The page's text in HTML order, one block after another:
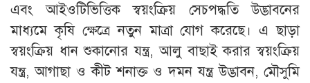
এবং আইওটিভিত্তিক স্বয়ংক্রিয় সেচপদ্ধতি উদ্ভাবনের
মাধ্যমে কৃষি ক্ষেত্রে নতুন মাত্রা যোগ করেছে। এ ছাড়া
স্বয়ংক্রিয় ধান শুকানোর যন্ত্র, আলু বাছাই করার স্বয়ংক্রিয়
যন্ত্র, আগাছা ও কীট শনাক্ত ও দমন যন্ত্র উদ্ভাবন, মৌসুমি